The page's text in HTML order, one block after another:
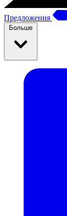
Предложения
Больше